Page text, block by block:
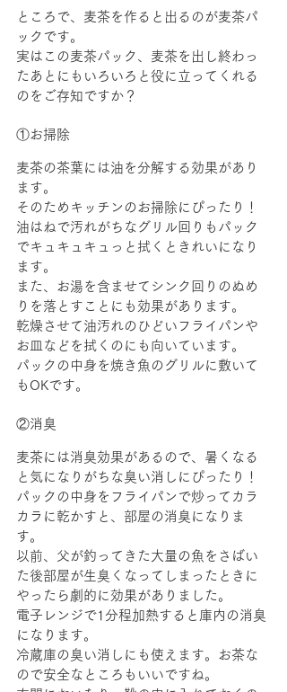
ところで、麦茶を作ると出るのが麦茶パ
ックです。
実はこの麦茶パック、麦茶を出し終わっ
たあとにもいろいろと役に立ってくれる
のをご存知ですか？
①お掃除
麦茶の茶葉には油を分解する効果があり
ます。
そのためキッチンのお掃除にぴったり！
油はねで汚れがちなグリル回りもパック
でキュキュキュっと拭くときれいになり
ます。
また、お湯を含ませてシンク回りのぬめ
りを落とすことにも効果があります。
乾燥させて油汚れのひどいフライパンや
お皿などを拭くのにも向いています。
パックの中身を焼き魚のグリルに敷いて
もOKです。
②消臭
麦茶には消臭効果があるので、暑くなる
と気になりがちな臭い消しにぴったり！
パックの中身をフライパンで炒ってカラ
カラに乾かすと、部屋の消臭になりま
す。
以前、父が釣ってきた大量の魚をさばい
た後部屋が生臭くなってしまったときに
やったら劇的に効果がありました。
電子レンジで1分程加熱すると庫内の消臭
になります。
冷蔵庫の臭い消しにも使えます。お茶な
ので安全なところもいいですね。